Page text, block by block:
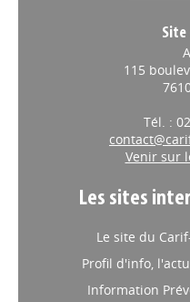
115
Tél. :